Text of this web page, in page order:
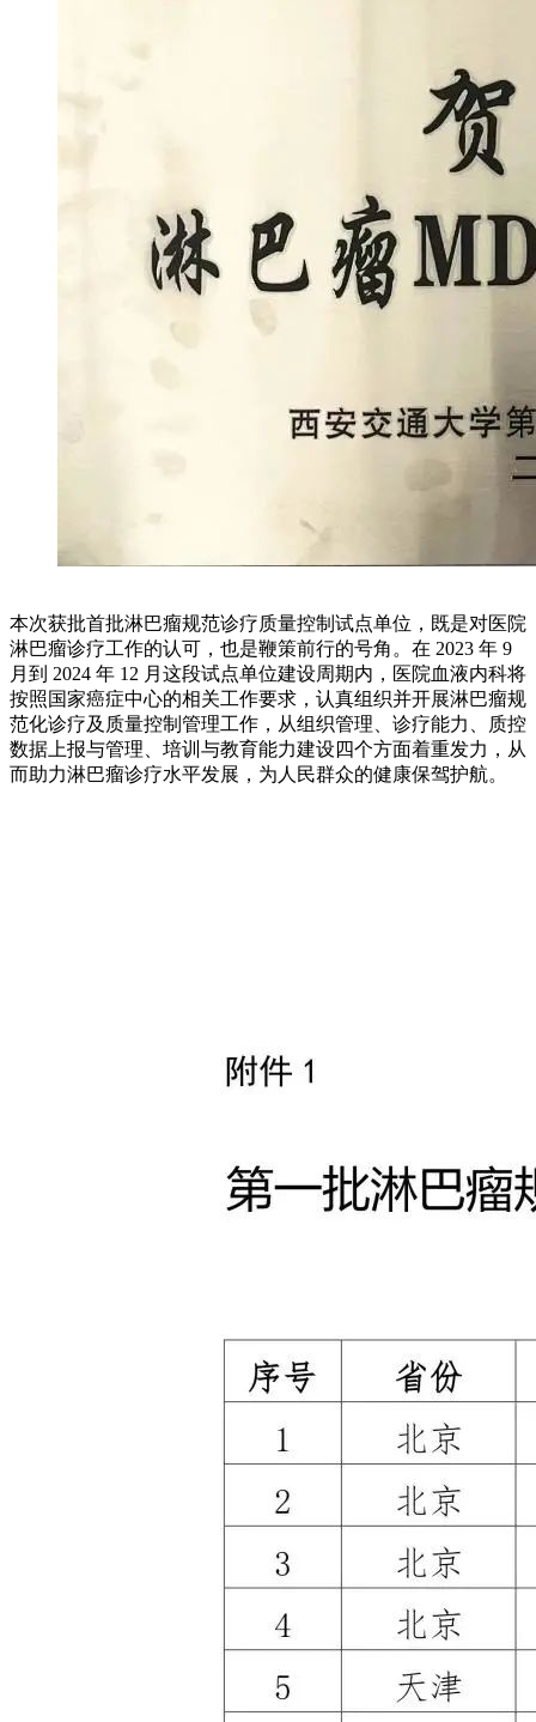
本次获批首批淋巴瘤规范诊疗质量控制试点单位，既是对医院
淋巴瘤诊疗工作的认可，也是鞭策前行的号角。在 2023 年 9
月到 2024 年 12 月这段试点单位建设周期内，医院血液内科将
按照国家癌症中心的相关工作要求，认真组织并开展淋巴瘤规
范化诊疗及质量控制管理工作，从组织管理、诊疗能力、质控
数据上报与管理、培训与教育能力建设四个方面着重发力，从
而助力淋巴瘤诊疗水平发展，为人民群众的健康保驾护航。